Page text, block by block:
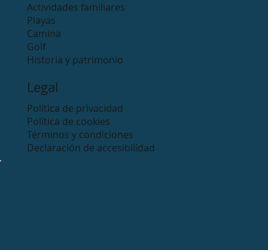
Actividades familiares
Playas
Camina
Golf
Historia y patrimonio
Legal
Política de privacidad
Política de cookies
Términos y condiciones
Declaración de accesibilidad